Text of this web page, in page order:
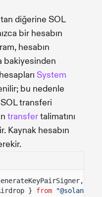
diğerine SOL
bir hesabın
hesabın
bakiyesinden
System
bu nedenle
transferi
transfertalimatını
Kaynak hesabın
} from
"@solana/